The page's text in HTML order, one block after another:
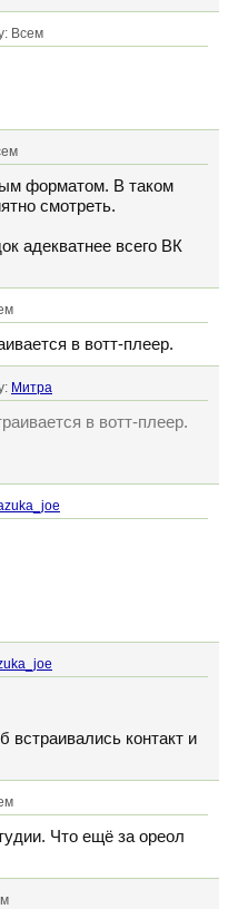
Всем
форматом. В таком
смотреть.
адекватнее всего ВК
в вотт-плеер.
Митра
в вотт-плеер.
встраивались контакт и
Что ещё за ореол